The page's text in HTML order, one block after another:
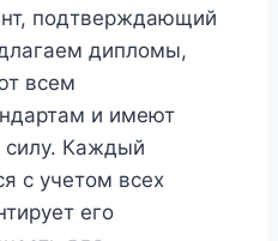
подтверждающий
дипломы,
всем
и имеют
Каждый
с учетом всех
его